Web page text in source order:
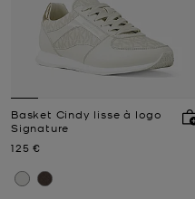
Basket Cindy lisse à logo
Signature
Prix actuel
125 €